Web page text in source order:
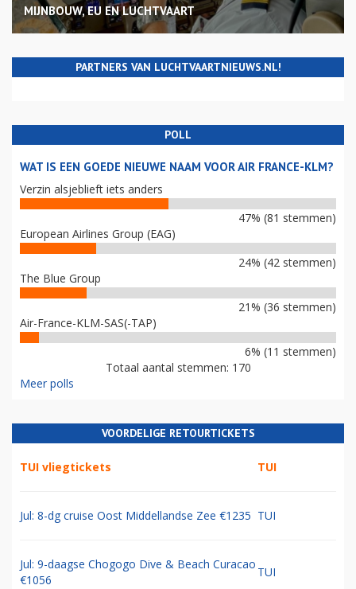
MIJNBOUW, EU EN LUCHTVAART
PARTNERS VAN LUCHTVAARTNIEUWS.NL!
POLL
WAT IS EEN GOEDE NIEUWE NAAM VOOR AIR FRANCE-KLM?
Verzin alsjeblieft iets anders
47% (81 stemmen)
European Airlines Group (EAG)
24% (42 stemmen)
The Blue Group
21% (36 stemmen)
Air-France-KLM-SAS(-TAP)
6% (11 stemmen)
Totaal aantal stemmen: 170
Meer polls
VOORDELIGE RETOURTICKETS
TUI vliegtickets TUI
Jul: 8-dg cruise Oost Middellandse Zee €1235 TUI
Jul: 9-daagse Chogogo Dive & Beach Curacao
€1056
TUI